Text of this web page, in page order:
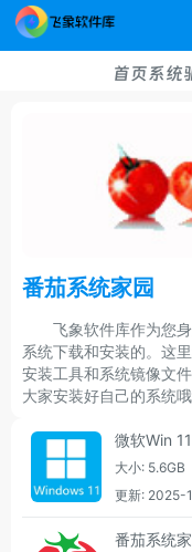
首页系统
番茄系统家园
飞象软件库作为您
系统下载和安装的。这
安装工具和系统镜像文
大家安装好自己的系统哦
微软Win
大小: 5.6GB
更新: 2025-
番茄系统